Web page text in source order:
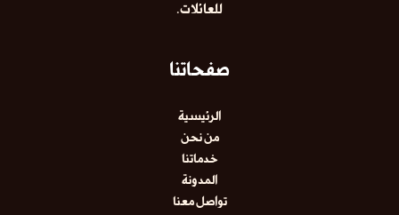
للعائلات.
صفحاتنا
الرئيسية
من نحن
خدماتنا
المدونة
تواصل معنا